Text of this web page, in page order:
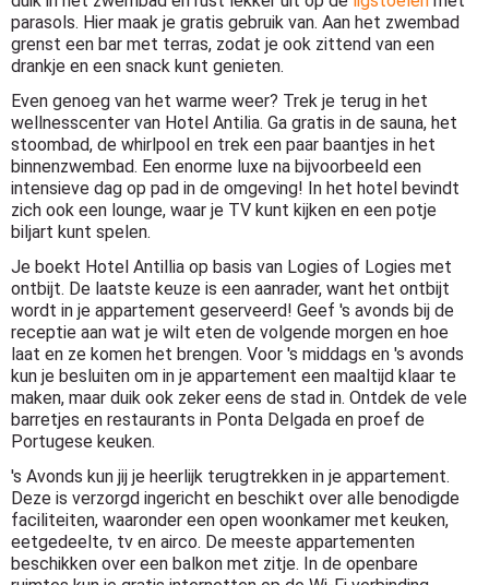
parasols. Hier maak je gratis gebruik van. Aan het zwembad
grenst een bar met terras, zodat je ook zittend van een
drankje en een snack kunt genieten.
Even genoeg van het warme weer? Trek je terug in het
wellnesscenter van Hotel Antilia. Ga gratis in de sauna, het
stoombad, de whirlpool en trek een paar baantjes in het
binnenzwembad. Een enorme luxe na bijvoorbeeld een
intensieve dag op pad in de omgeving! In het hotel bevindt
zich ook een lounge, waar je TV kunt kijken en een potje
biljart kunt spelen.
Je boekt Hotel Antillia op basis van Logies of Logies met
ontbijt. De laatste keuze is een aanrader, want het ontbijt
wordt in je appartement geserveerd! Geef 's avonds bij de
receptie aan wat je wilt eten de volgende morgen en hoe
laat en ze komen het brengen. Voor 's middags en 's avonds
kun je besluiten om in je appartement een maaltijd klaar te
maken, maar duik ook zeker eens de stad in. Ontdek de vele
barretjes en restaurants in Ponta Delgada en proef de
Portugese keuken.
's Avonds kun jij je heerlijk terugtrekken in je appartement.
Deze is verzorgd ingericht en beschikt over alle benodigde
faciliteiten, waaronder een open woonkamer met keuken,
eetgedeelte, tv en airco. De meeste appartementen
beschikken over een balkon met zitje. In de openbare